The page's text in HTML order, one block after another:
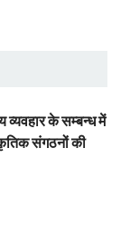
व्यवहार के सम्बन्ध में
संगठनों की